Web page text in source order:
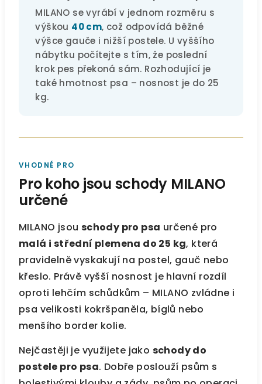
MILANO se vyrábí v jednom rozměru s
výškou 40 cm, což odpovídá běžné
výšce gauče i nižší postele. U vyššího
nábytku počítejte s tím, že poslední
krok pes překoná sám. Rozhodující je
také hmotnost psa – nosnost je do 25
kg.
VHODNÉ PRO
Pro koho jsou schody MILANO
určené
MILANO jsou schody pro psa určené pro
malá i střední plemena do 25 kg, která
pravidelně vyskakují na postel, gauč nebo
křeslo. Právě vyšší nosnost je hlavní rozdíl
oproti lehčím schůdkům – MILANO zvládne i
psa velikosti kokršpaněla, bíglů nebo
menšího border kolie.
Nejčastěji je využijete jako schody do
postele pro psa. Dobře poslouží psům s